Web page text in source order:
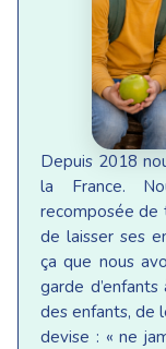
Depuis 2018
la France.
recomposée de
de laisser ses
ça que nous
garde
des enfants, de
devise : « ne